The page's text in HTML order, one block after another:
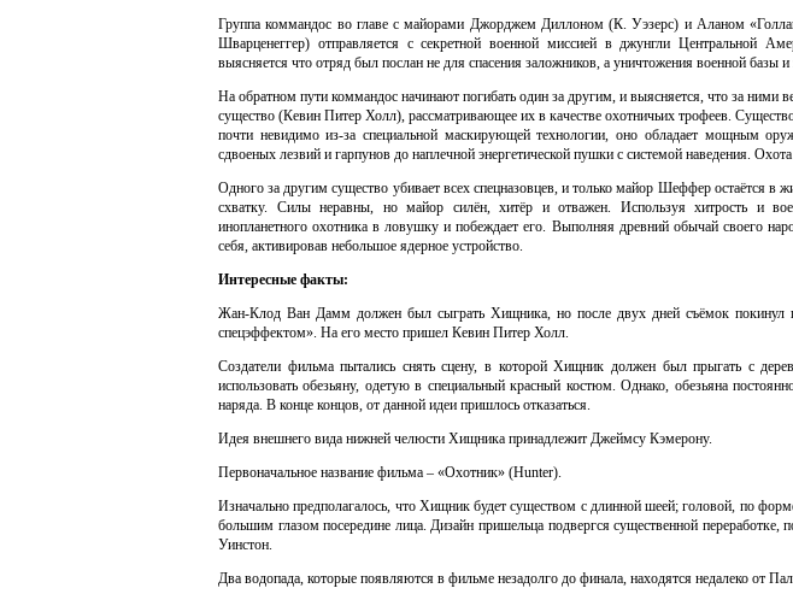
Группа коммандос во главе с майорами Джорджем Диллоном (К. Уэзерс) и Аланом
Шварценеггер) отправляется с секретной военной миссией в джунгли Центральной
выясняется что отряд был послан не для спасения заложников, а уничтожения военной базы и
На обратном пути коммандос начинают погибать один за другим, и выясняется, что за ними
существо (Кевин Питер Холл), рассматривающее их в качестве охотничьих трофеев.
почти невидимо из-за специальной маскирующей технологии, оно обладает мощным
сдвоеных лезвий и гарпунов до наплечной энергетической пушки с системой наведения.
Одного за другим существо убивает всех спецназовцев, и только майор Шеффер остаётся в
схватку. Силы неравны, но майор силён, хитёр и отважен. Используя хитрость и
инопланетного охотника в ловушку и побеждает его. Выполняя древний обычай своего
себя, активировав небольшое ядерное устройство.
Интересные факты:
Жан-Клод Ван Дамм должен был сыграть Хищника, но после двух дней съёмок покинул
спецэффектом». На его место пришел Кевин Питер Холл.
Создатели фильма пытались снять сцену, в которой Хищник должен был прыгать с
использовать обезьяну, одетую в специальный красный костюм. Однако, обезьяна
наряда. В конце концов, от данной идеи пришлось отказаться.
Идея внешнего вида нижней челюсти Хищника принадлежит Джеймсу Кэмерону.
Первоначальное название фильма – «Охотник» (Hunter).
Изначально предполагалось, что Хищник будет существом с длинной шеей; головой, по
большим глазом посередине лица. Дизайн пришельца подвергся существенной переработке,
Уинстон.
Два водопада, которые появляются в фильме незадолго до финала, находятся недалеко от